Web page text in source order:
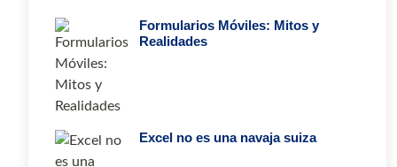
Formularios Móviles: Mitos y
Realidades
Excel no es una navaja suiza